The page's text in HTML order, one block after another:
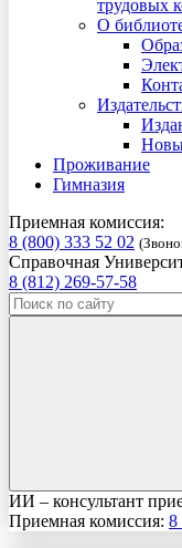
трудовых
О
Проживание
Гимназия
Приемная комиссия:
8 (800) 333 52 02
Справочная
8 (812) 269-57-58
ИИ – консультант
Приемная комиссия: 8